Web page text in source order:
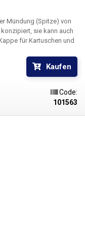
Mündung (Spitze) von
sie kann auch
für Kartuschen und
Silikon. Geeignet für
Kaufen
Code:
101563